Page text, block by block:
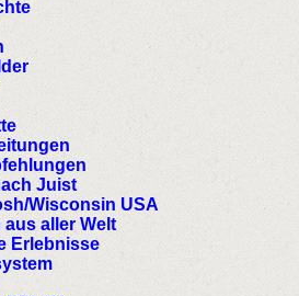
Juist
Wisconsin USA
aus aller Welt
Erlebnisse